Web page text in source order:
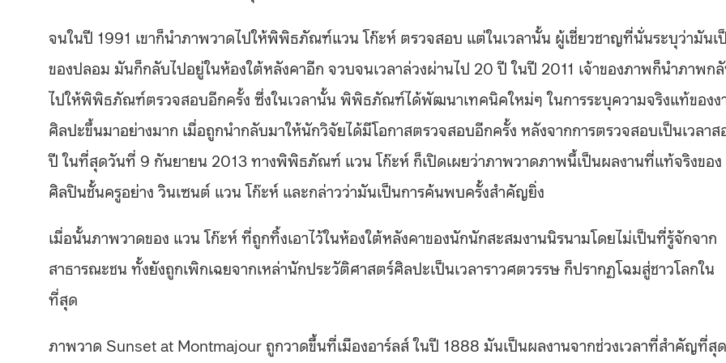
จนในปี 1991 เขาก็นำภาพวาดไปให้พิพิธภัณฑ์แวน โก๊ะห์ ตรวจสอบ แต่ในเวลานั้น ผู้เชี่ยวชาญที่นั่นระบุว่ามันเ
ของปลอม มันก็กลับไปอยู่ในห้องใต้หลังคาอีก จวบจนเวลาล่วงผ่านไป 20 ปี ในปี 2011 เจ้าของภาพก็นำภาพก
ไปให้พิพิธภัณฑ์ตรวจสอบอีกครั้ง ซึ่งในเวลานั้น พิพิธภัณฑ์ได้พัฒนาเทคนิคใหม่ๆ ในการระบุความจริงแท้ของง
ศิลปะขึ้นมาอย่างมาก เมื่อถูกนำกลับมาให้นักวิจัยได้มีโอกาสตรวจสอบอีกครั้ง หลังจากการตรวจสอบเป็นเวลาส
ปี ในที่สุดวันที่ 9 กันยายน 2013 ทางพิพิธภัณฑ์ แวน โก๊ะห์ ก็เปิดเผยว่าภาพวาดภาพนี้เป็นผลงานที่แท้จริงของ
ศิลปินชั้นครูอย่าง วินเซนต์ แวน โก๊ะห์ และกล่าวว่ามันเป็นการค้นพบครั้งสำคัญยิ่ง
เมื่อนั้นภาพวาดของ แวน โก๊ะห์ ที่ถูกทิ้งเอาไว้ในห้องใต้หลังคาของนักนักสะสมงานนิรนามโดยไม่เป็นที่รู้จักจาก
สาธารณะชน ทั้งยังถูกเพิกเฉยจากเหล่านักประวัติศาสตร์ศิลปะเป็นเวลาราวศตวรรษ ก็ปรากฏโฉมสู่ชาวโลกใน
ที่สุด
ภาพวาด Sunset at Montmajour ถูกวาดขึ้นที่เมืองอาร์ลส์ ในปี 1888 มันเป็นผลงานจากช่วงเวลาที่สำคัญที่สุด